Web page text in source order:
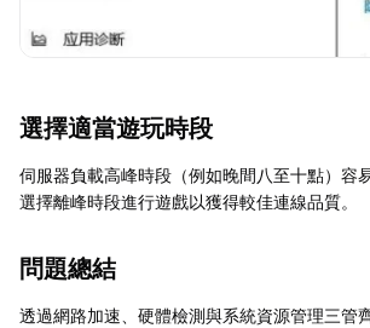
選擇適當遊玩時段
伺服器負載高峰時段（例如晚間八至十點）容
選擇離峰時段進行遊戲以獲得較佳連線品質。
問題總結
透過網路加速、硬體檢測與系統資源管理三管